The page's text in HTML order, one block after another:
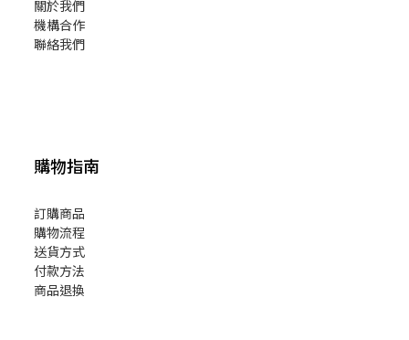
關於我們
機構合作
聯絡我們
購物指南
訂購商品
購物流程
送貨方式
付款方法
商品退換